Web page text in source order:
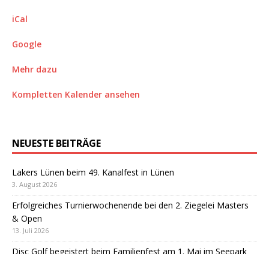
iCal
Google
Mehr dazu
Kompletten Kalender ansehen
NEUESTE BEITRÄGE
Lakers Lünen beim 49. Kanalfest in Lünen
3. August 2026
Erfolgreiches Turnierwochenende bei den 2. Ziegelei Masters
& Open
13. Juli 2026
Disc Golf begeistert beim Familienfest am 1. Mai im Seepark